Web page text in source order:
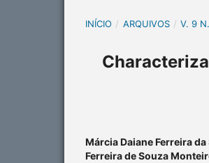
INÍCIO / ARQUIVOS / V. 9
Márcia Daiane Ferreira
Ferreira de Souza